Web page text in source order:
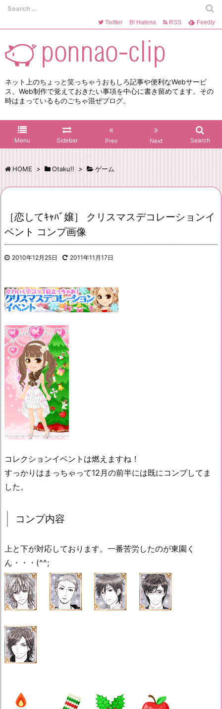
ネット上のちょっと笑っちゃうおもしろ記事や便利なWebサービ
ス、Web制作で覚えておきたい事項を中心に書き留めてます。その
時はまっているものごちゃ混ぜブログ。
Menu Sidebar
«
Prev
»
Next Search
Twitter B! Hatena RSS Feedly
HOME > Otaku!! > ゲーム
［恋してｷｬﾊﾞ嬢］ クリスマスデコレーションイ
ベント コンプ画像
2010年12月25日 2011年11月17日
コレクションイベントは燃えますね！
すっかりはまっちゃって12月の前半には既にコンプしてま
した。
コンプ内容
上と下が対応しております。一番苦労したのが東園く
ん・・・(^^;